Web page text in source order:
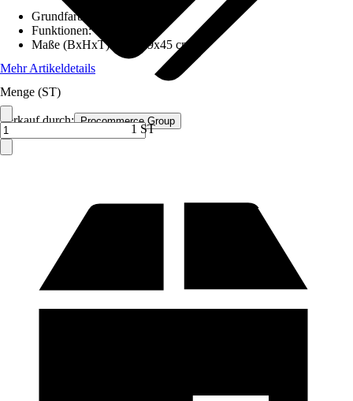
Verkauf durch: Procommerce Group
Grundfarbe
Funktionen:-
Maße (BxHxT)
105x39x45 cm
Mehr Artikeldetails
Menge (ST)
1 ST